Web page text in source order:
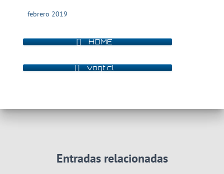
febrero 2019
HOME
vogt.cl
Entradas relacionadas